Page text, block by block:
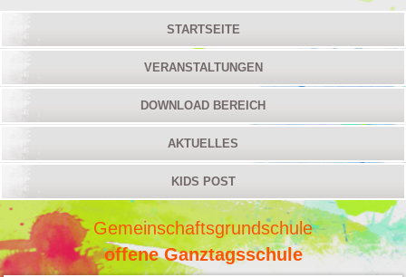
STARTSEITE
VERANSTALTUNGEN
DOWNLOAD BEREICH
AKTUELLES
KIDS POST
Gemeinschaftsgrundschule
offene Ganztagsschule